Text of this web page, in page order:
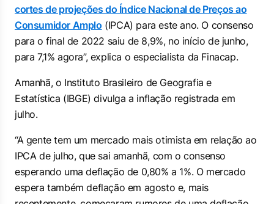
cortes de projeções do Índice Nacional de Preços ao
Consumidor Amplo (IPCA) para este ano. O consenso
para o final de 2022 saiu de 8,9%, no início de junho,
para 7,1% agora”, explica o especialista da Finacap.
Amanhã, o Instituto Brasileiro de Geografia e
Estatística (IBGE) divulga a inflação registrada em
julho.
“A gente tem um mercado mais otimista em relação ao
IPCA de julho, que sai amanhã, com o consenso
esperando uma deflação de 0,80% a 1%. O mercado
espera também deflação em agosto e, mais